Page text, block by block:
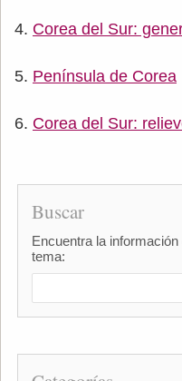
Corea del Sur:
Península de Corea
Corea del Sur:
Buscar
Encuentra la
tema: